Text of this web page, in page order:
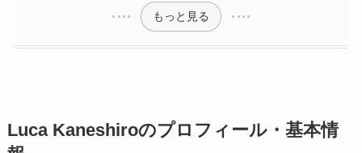
もっと見る
Luca Kaneshiroのプロフィール・基本情